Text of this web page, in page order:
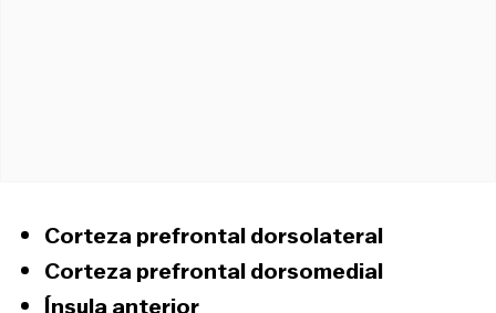
Corteza prefrontal dorsolateral
Corteza prefrontal dorsomedial
Ínsula anterior